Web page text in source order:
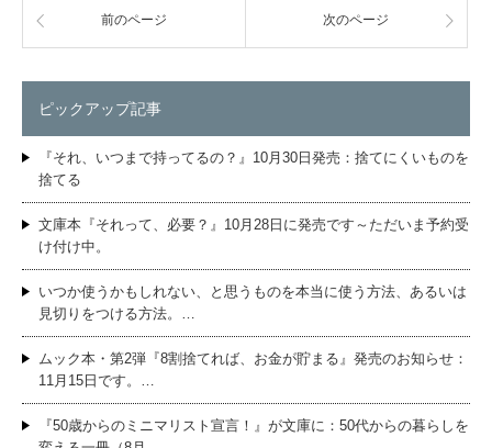
前のページ 次のページ
ピックアップ記事
『それ、いつまで持ってるの？』10月30日発売：捨てにくいものを
捨てる
文庫本『それって、必要？』10月28日に発売です～ただいま予約受
け付け中。
いつか使うかもしれない、と思うものを本当に使う方法、あるいは
見切りをつける方法。…
ムック本・第2弾『8割捨てれば、お金が貯まる』発売のお知らせ：
11月15日です。…
『50歳からのミニマリスト宣言！』が文庫に：50代からの暮らしを